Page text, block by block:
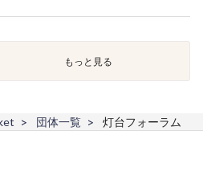
もっと見る
団体一覧 灯台フォーラム